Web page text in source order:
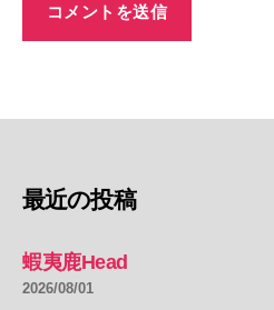
最近の投稿
蝦夷鹿Head
2026/08/01